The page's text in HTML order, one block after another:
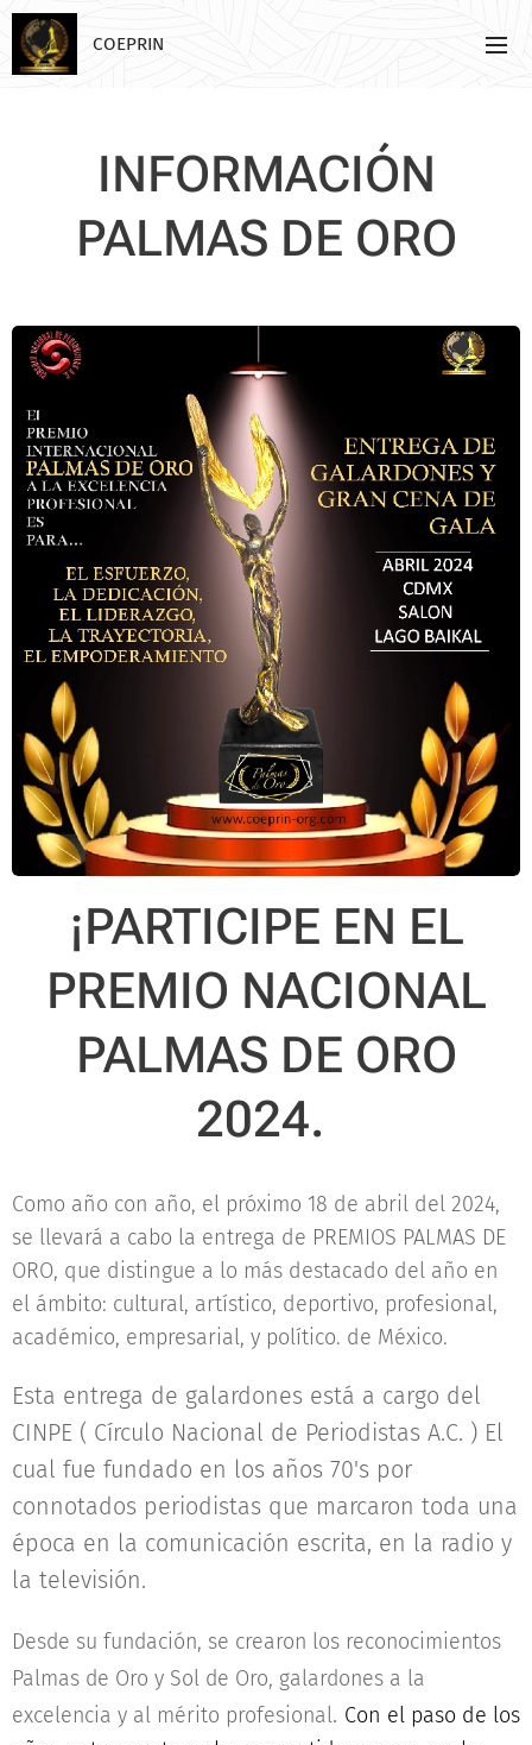
COEPRIN
INFORMACIÓN
PALMAS DE ORO
¡PARTICIPE EN EL
PREMIO NACIONAL
PALMAS DE ORO
2024.
Como año con año, el próximo 18 de abril del 2024,
se llevará a cabo la entrega de PREMIOS PALMAS DE
ORO, que distingue a lo más destacado del año en
el ámbito: cultural, artístico, deportivo, profesional,
académico, empresarial, y político. de México.
Esta entrega de galardones está a cargo del
CINPE ( Círculo Nacional de Periodistas A.C. ) El
cual fue fundado en los años 70's por
connotados periodistas que marcaron toda una
época en la comunicación escrita, en la radio y
la televisión.
Desde su fundación, se crearon los reconocimientos
Palmas de Oro y Sol de Oro, galardones a la
excelencia y al mérito profesional. Con el paso de los